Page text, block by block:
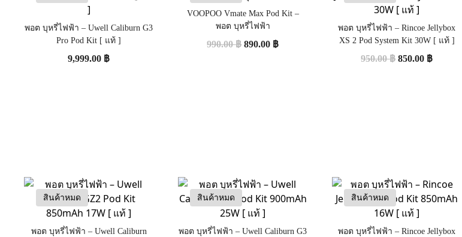
พอต บุหรี่ไฟฟ้า – Uwell Caliburn G3
Pro Pod Kit [ แท้ ]
9,999.00 ฿
VOOPOO Vmate Max Pod Kit –
พอต บุหรี่ไฟฟ้า
990.00฿ 890.00 ฿
พอต บุหรี่ไฟฟ้า – Rincoe Jellybox
XS 2 Pod System Kit 30W [ แท้ ]
950.00฿ 850.00 ฿
สินค้าหมด
พอต บุหรี่ไฟฟ้า – Uwell Caliburn
สินค้าหมด
พอต บุหรี่ไฟฟ้า – Uwell Caliburn G3
สินค้าหมด
พอต บุหรี่ไฟฟ้า – Rincoe Jellybox